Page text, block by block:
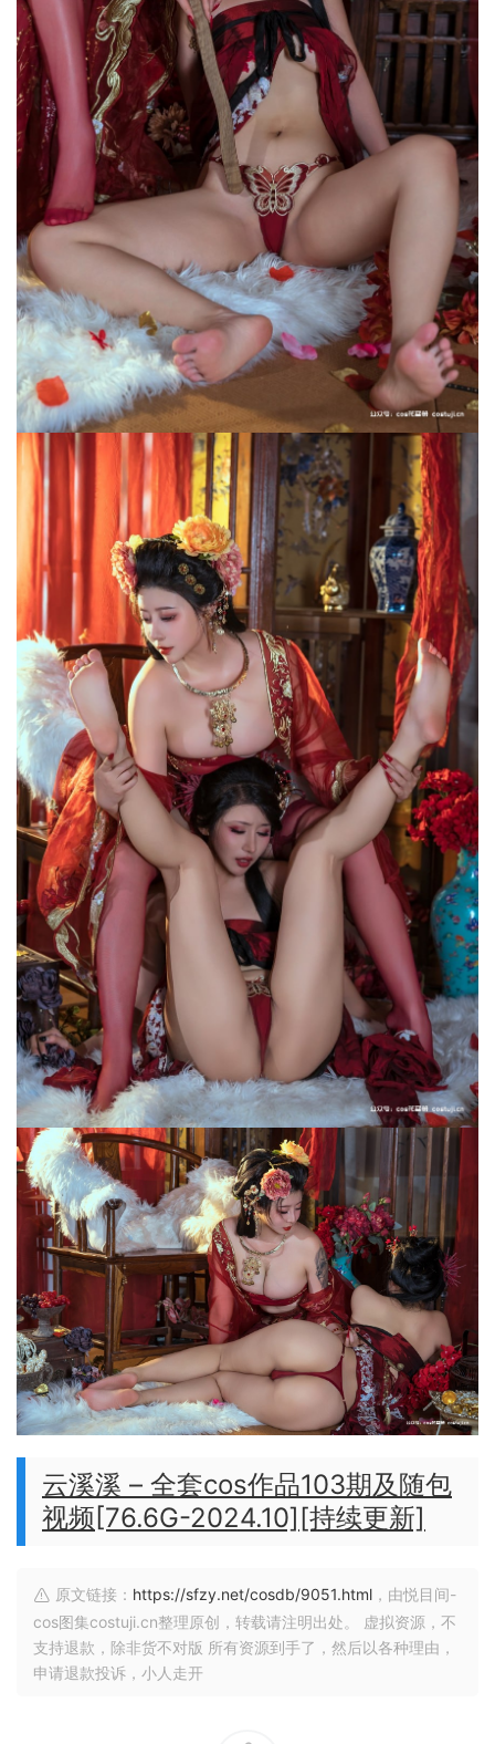
云溪溪 – 全套cos作品103期及随包
视频[76.6G-2024.10][持续更新]
原文链接： https://sfzy.net/cosdb/9051.html ，由悦目间-
cos图集costuji.cn整理原创，转载请注明出处。 虚拟资源，不
支持退款，除非货不对版 所有资源到手了，然后以各种理由，
申请退款投诉，小人走开